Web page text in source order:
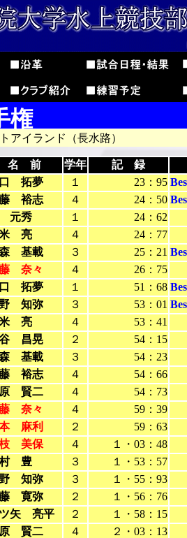
権
アイランド（長水路）
名 前 学年 記 録
拓夢 １ 23：95
裕志
４ 24：50
元秀
１
24：62
亮
４
24：77
基載
３ 25：21
奈々
４ 26：75
拓夢 １ 51：68
知弥
３ 53：01
亮
４
53：41
昌晃
２
54：15
基載
３
54：23
裕志
４
54：66
賢二
４
54：73
奈々
４
59：39
麻利
２
59：63
美保
４ １・03：48
豊 ３
１・53：57
知弥
３
１・55：93
寛弥
２
１・56：76
矢 亮平
２
１・58：15
賢二
４
２・03：13